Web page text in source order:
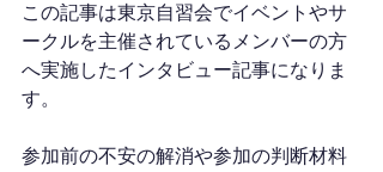
この記事は東京自習会でイベントやサ
ークルを主催されているメンバーの方
へ実施したインタビュー記事になりま
す。
参加前の不安の解消や参加の判断材料